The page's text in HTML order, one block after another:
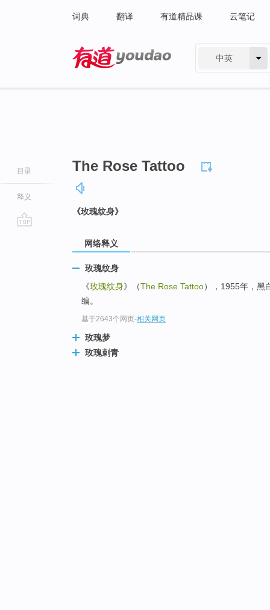
词典 翻译 有道精品课 云笔记
中英
目录
释义
The Rose Tattoo
《玫瑰纹身》
网络释义
玫瑰纹身
《玫瑰纹身》（The Rose Tattoo），1955年，黑
编。
基于2643个网页-相关网页
玫瑰梦
玫瑰刺青